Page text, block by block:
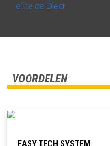
VOORDELEN
EASY TECH SYSTEM